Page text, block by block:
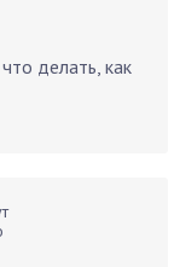
делать, как